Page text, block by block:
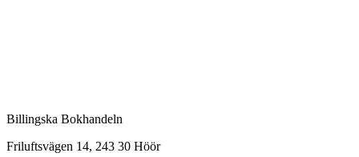
Billingska Bokhandeln
Friluftsvägen 14, 243 30 Höör